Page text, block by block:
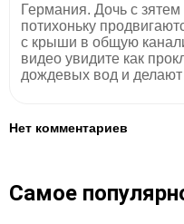
Германия. Дочь с
потихоньку
с крыши в общую
видео увидите как
дождевых вод и делают
Нет комментариев
Самое